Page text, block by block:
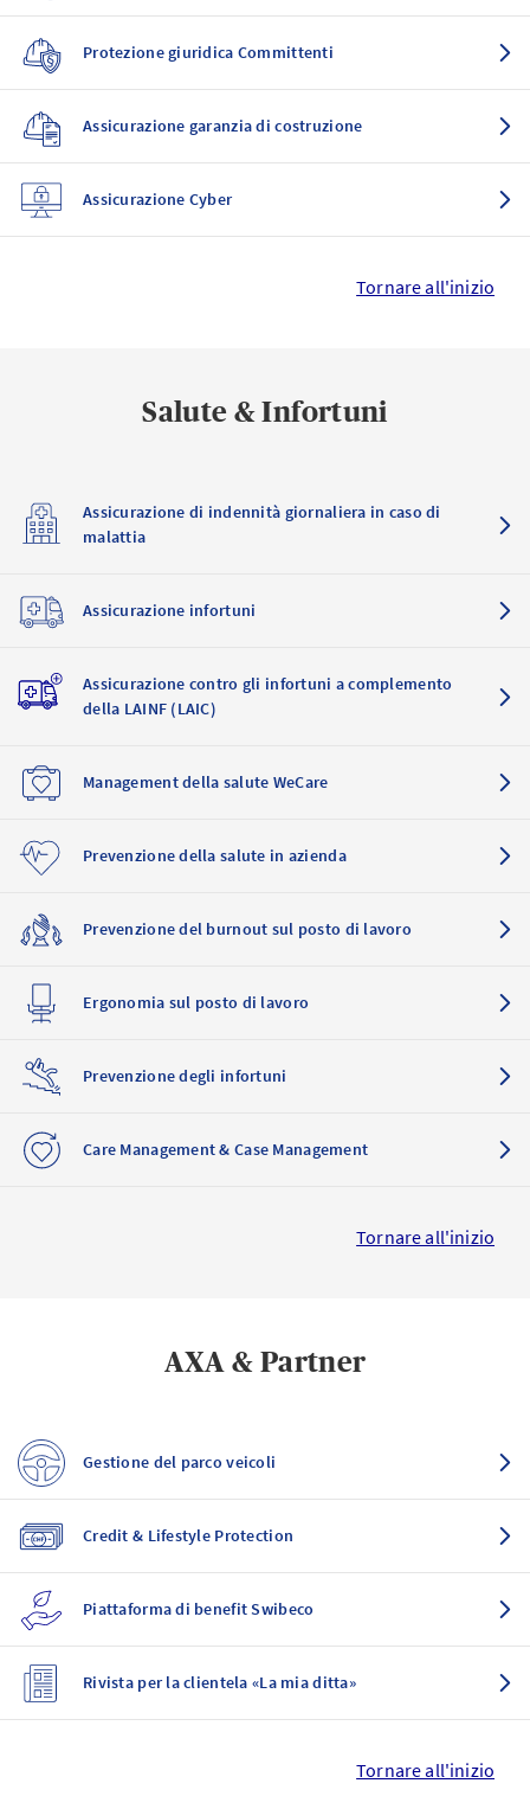
Protezione giuridica Committenti
Assicurazione garanzia di costruzione
Assicurazione Cyber
Tornare all'inizio
Salute & Infortuni
Assicurazione di indennità giornaliera in caso di
malattia
Assicurazione infortuni
Assicurazione contro gli infortuni a complemento
della LAINF (LAIC)
Management della salute WeCare
Prevenzione della salute in azienda
Prevenzione del burnout sul posto di lavoro
Ergonomia sul posto di lavoro
Prevenzione degli infortuni
Care Management & Case Management
Tornare all'inizio
AXA & Partner
Gestione del parco veicoli
Credit & Lifestyle Protection
Piattaforma di benefit Swibeco
Rivista per la clientela «La mia ditta»
Tornare all'inizio